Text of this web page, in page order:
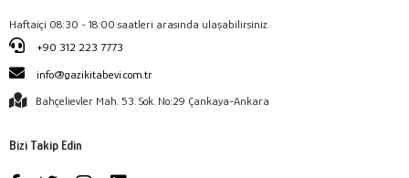
Haftaiçi 08:30 - 18:00 saatleri arasında ulaşabilirsiniz.
+90 312 223 7773
info@gazikitabevi.com.tr
Bahçelievler Mah. 53. Sok. No:29 Çankaya-Ankara
Bizi Takip Edin